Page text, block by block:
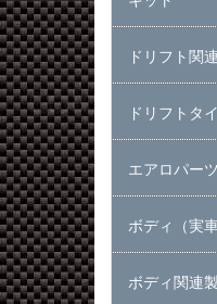
ドリフト関
ドリフトタ
エアロパーツ
ボディ（実
ボディ関連